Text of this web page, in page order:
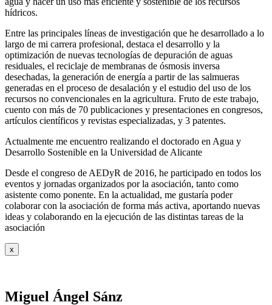
hídricos.
Entre las principales líneas de investigación que he desarrollado a lo
largo de mi carrera profesional, destaca el desarrollo y la
optimización de nuevas tecnologías de depuración de aguas
residuales, el reciclaje de membranas de ósmosis inversa
desechadas, la generación de energía a partir de las salmueras
generadas en el proceso de desalación y el estudio del uso de los
recursos no convencionales en la agricultura. Fruto de este trabajo,
cuento con más de 70 publicaciones y presentaciones en congresos,
artículos científicos y revistas especializadas, y 3 patentes.
Actualmente me encuentro realizando el doctorado en Agua y
Desarrollo Sostenible en la Universidad de Alicante
Desde el congreso de AEDyR de 2016, he participado en todos los
eventos y jornadas organizados por la asociación, tanto como
asistente como ponente. En la actualidad, me gustaría poder
colaborar con la asociación de forma más activa, aportando nuevas
ideas y colaborando en la ejecución de las distintas tareas de la
asociación
x
Miguel Ángel Sánz